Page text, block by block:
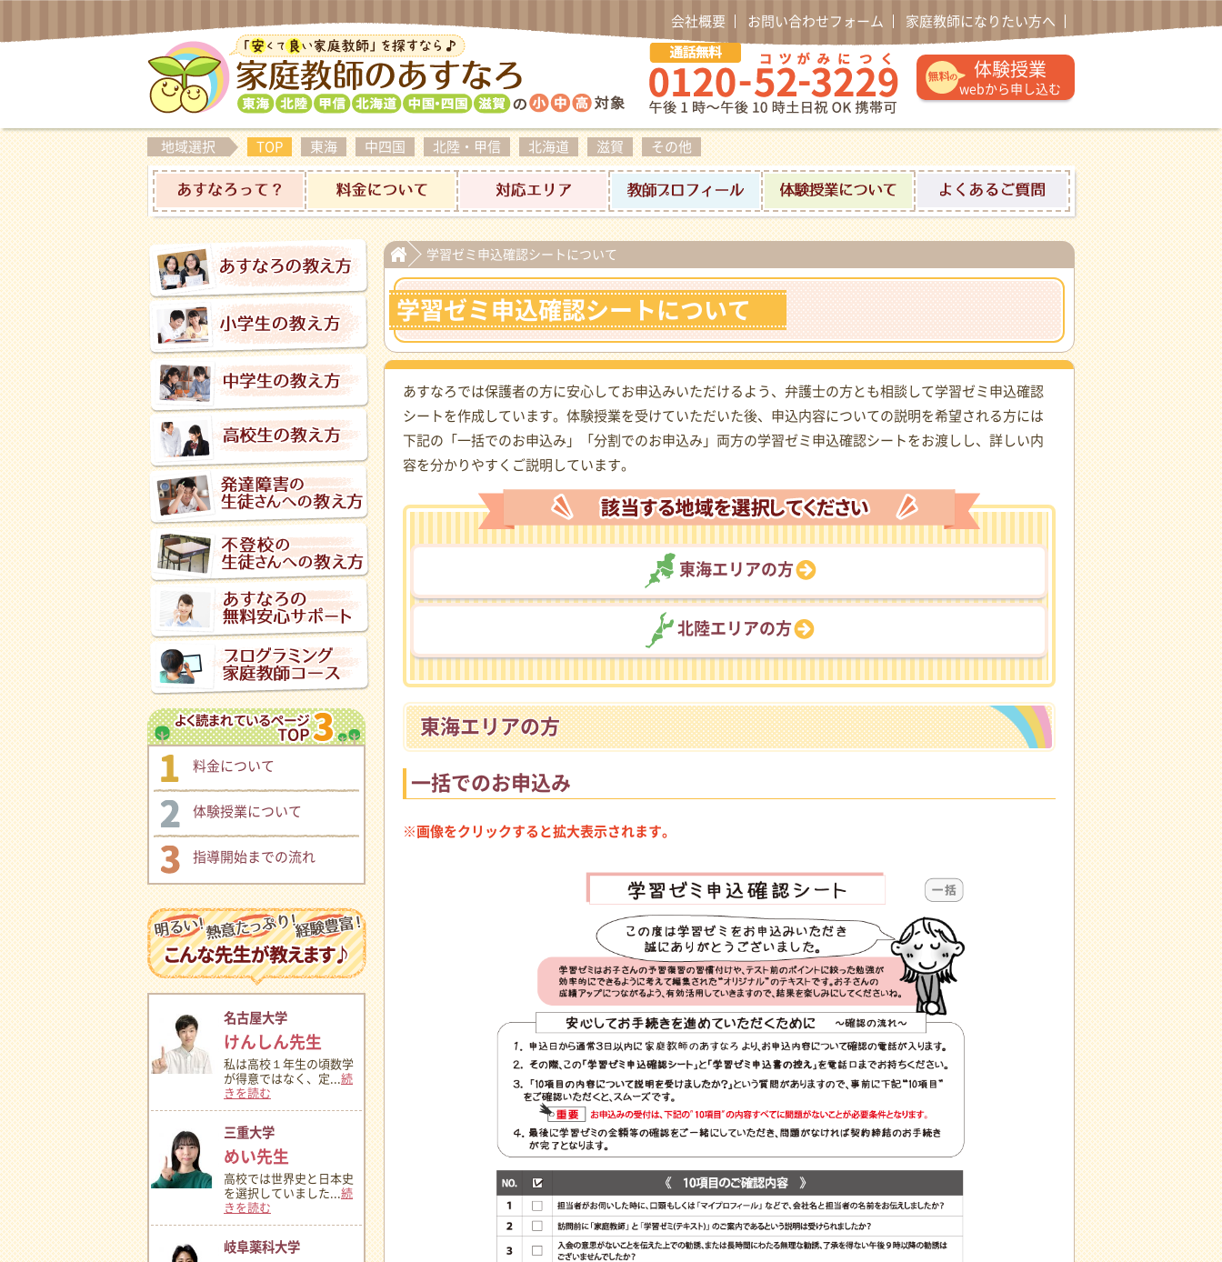
会社概要 お問い合わせフォーム 家庭教師になりたい方へ
通話無料 0120-52-3229 午後1時〜午後10時土日祝日
体験授業
webから申し込む
地域選択 TOP 東海 中四国 北陸・甲信 北海道 滋賀 その他
あすなろって？ 料金について 対応エリア 家庭教師プロフィール 体験授業について よくあるご質問
料金について
体験授業について
指導開始までの流れ
名古屋大学
けんしん先生
私は高校１年生の頃数学
が得意ではなく、定... 続
きを読む
三重大学
めい先生
高校では世界史と日本史
を選択していました... 続
きを読む
岐阜薬科大学
学習ゼミ申込確認シートについて
学習ゼミ申込確認シートについて
あすなろでは保護者の方に安心してお申込みいただけるよう、弁護士の方とも相談して学習ゼミ申込確認
シートを作成しています。体験授業を受けていただいた後、申込内容についての説明を希望される方には
下記の「一括でのお申込み」「分割でのお申込み」両方の学習ゼミ申込確認シートをお渡しし、詳しい内
容を分かりやすくご説明しています。
東海エリアの方
北陸エリアの方
東海エリアの方
一括でのお申込み
※画像をクリックすると拡大表示されます。